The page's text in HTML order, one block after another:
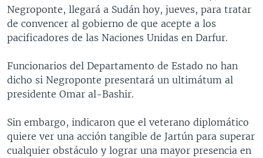
Salte
búsqueda
COLOMBIA
CHILE
PERÚ
ECUADOR
BRASIL
COSTA RICA
EL SALVADOR
GUATEMALA
HONDURAS
OTRAS SECCIONES
INMIGRACIÓN
LIBERTAD DE PRENSA
MUNDO
ENTRETENIMIENTO Y CULTURA
TECNOLOGÍA
ESPECIALES DE LA VOA
LIBERTAD DE PRENSA
UCRANIA
VIDEOS
FOTOGRAFÍA
PROGRAMAS TV
EL MUNDO AL DÍA
RADIO
Negroponte, llegará a Sudán hoy, jueves, para tratar
de convencer al gobierno de que acepte a los
pacificadores de las Naciones Unidas en Darfur.
Funcionarios del Departamento de Estado no han
dicho si Negroponte presentará un ultimátum al
presidente Omar al-Bashir.
Sin embargo, indicaron que el veterano diplomático
quiere ver una acción tangible de Jartún para superar
cualquier obstáculo y lograr una mayor presencia en